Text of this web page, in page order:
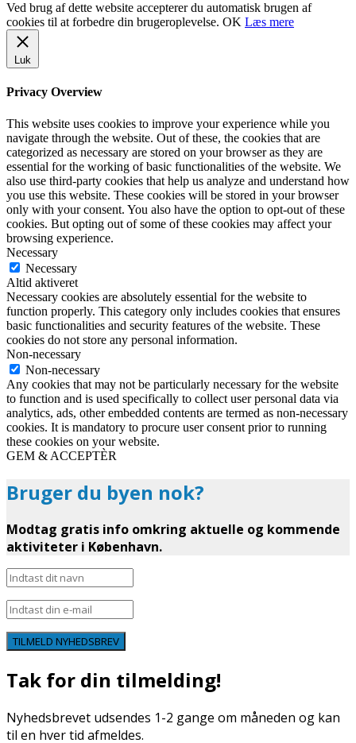
Ved brug af dette website accepterer du automatisk brugen af
cookies til at forbedre din brugeroplevelse. OK Læs mere
Luk
Privacy Overview
This website uses cookies to improve your experience while you
navigate through the website. Out of these, the cookies that are
categorized as necessary are stored on your browser as they are
essential for the working of basic functionalities of the website. We
also use third-party cookies that help us analyze and understand how
you use this website. These cookies will be stored in your browser
only with your consent. You also have the option to opt-out of these
cookies. But opting out of some of these cookies may affect your
browsing experience.
Necessary
Necessary
Altid aktiveret
Necessary cookies are absolutely essential for the website to
function properly. This category only includes cookies that ensures
basic functionalities and security features of the website. These
cookies do not store any personal information.
Non-necessary
Non-necessary
Any cookies that may not be particularly necessary for the website
to function and is used specifically to collect user personal data via
analytics, ads, other embedded contents are termed as non-necessary
cookies. It is mandatory to procure user consent prior to running
these cookies on your website.
GEM & ACCEPTÈR
Bruger du byen nok?
Modtag gratis info omkring aktuelle og kommende
aktiviteter i København.
TILMELD NYHEDSBREV
Tak for din tilmelding!
Nyhedsbrevet udsendes 1-2 gange om måneden og kan
til en hver tid afmeldes.